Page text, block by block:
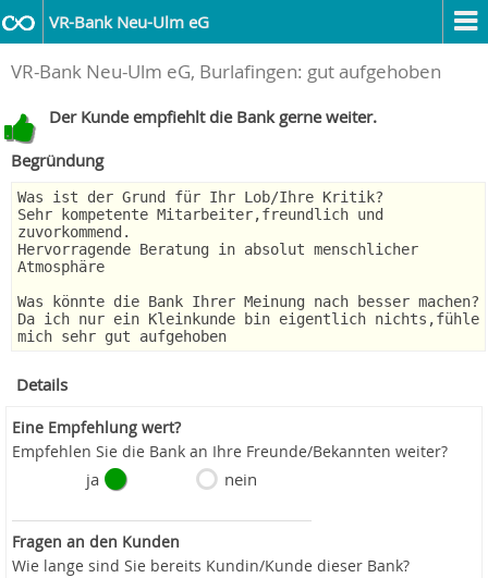
VR-Bank Neu-Ulm eG
VR-Bank Neu-Ulm eG, Burlafingen: gut aufgehoben
Der Kunde empfiehlt die Bank gerne weiter.
Begründung
Was ist der Grund für Ihr Lob/Ihre Kritik?
Sehr kompetente Mitarbeiter,freundlich und
zuvorkommend.
Hervorragende Beratung in absolut menschlicher
Atmosphäre
Was könnte die Bank Ihrer Meinung nach besser machen?
Da ich nur ein Kleinkunde bin eigentlich nichts,fühle
mich sehr gut aufgehoben
Details
Eine Empfehlung wert?
Empfehlen Sie die Bank an Ihre Freunde/Bekannten weiter?
ja nein
Fragen an den Kunden
Wie lange sind Sie bereits Kundin/Kunde dieser Bank?